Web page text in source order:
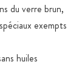
du verre brun,
exempts
huiles